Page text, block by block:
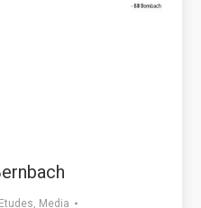
, Media